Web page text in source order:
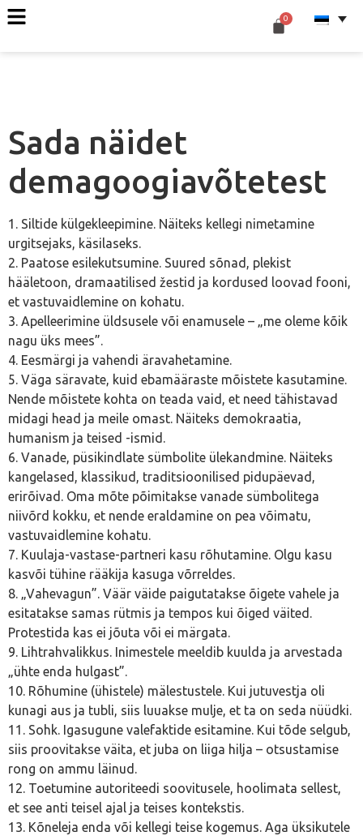
Sada näidet
demagoogiavõtetest
1. Siltide külgekleepimine. Näiteks kellegi nimetamine
urgitsejaks, käsilaseks.
2. Paatose esilekutsumine. Suured sõnad, plekist
hääletoon, dramaatilised žestid ja kordused loovad fooni,
et vastuvaidlemine on kohatu.
3. Apelleerimine üldsusele või enamusele – „me oleme kõik
nagu üks mees”.
4. Eesmärgi ja vahendi äravahetamine.
5. Väga säravate, kuid ebamääraste mõistete kasutamine.
Nende mõistete kohta on teada vaid, et need tähistavad
midagi head ja meile omast. Näiteks demokraatia,
humanism ja teised -ismid.
6. Vanade, püsikindlate sümbolite ülekandmine. Näiteks
kangelased, klassikud, traditsioonilised pidupäevad,
erirõivad. Oma mõte põimitakse vanade sümbolitega
niivõrd kokku, et nende eraldamine on pea võimatu,
vastuvaidlemine kohatu.
7. Kuulaja-vastase-partneri kasu rõhutamine. Olgu kasu
kasvõi tühine rääkija kasuga võrreldes.
8. „Vahevagun”. Väär väide paigutatakse õigete vahele ja
esitatakse samas rütmis ja tempos kui õiged väited.
Protestida kas ei jõuta või ei märgata.
9. Lihtrahvalikkus. Inimestele meeldib kuulda ja arvestada
„ühte enda hulgast”.
10. Rõhumine (ühistele) mälestustele. Kui jutuvestja oli
kunagi aus ja tubli, siis luuakse mulje, et ta on seda nüüdki.
11. Sohk. Igasugune valefaktide esitamine. Kui tõde selgub,
siis proovitakse väita, et juba on liiga hilja – otsustamise
rong on ammu läinud.
12. Toetumine autoriteedi soovitusele, hoolimata sellest,
et see anti teisel ajal ja teises kontekstis.
13. Kõneleja enda või kellegi teise kogemus. Aga üksikutele